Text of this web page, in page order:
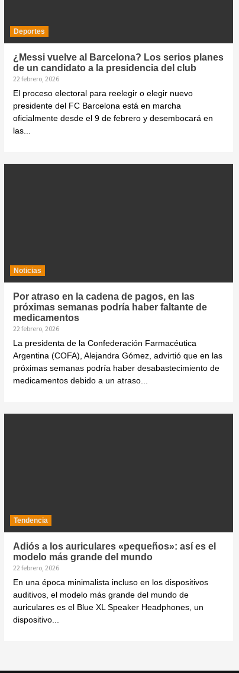
Deportes
¿Messi vuelve al Barcelona? Los serios planes
de un candidato a la presidencia del club
22 febrero, 2026
El proceso electoral para reelegir o elegir nuevo
presidente del FC Barcelona está en marcha
oficialmente desde el 9 de febrero y desembocará en
las...
Noticias
Por atraso en la cadena de pagos, en las
próximas semanas podría haber faltante de
medicamentos
22 febrero, 2026
La presidenta de la Confederación Farmacéutica
Argentina (COFA), Alejandra Gómez, advirtió que en las
próximas semanas podría haber desabastecimiento de
medicamentos debido a un atraso...
Tendencia
Adiós a los auriculares «pequeños»: así es el
modelo más grande del mundo
22 febrero, 2026
En una época minimalista incluso en los dispositivos
auditivos, el modelo más grande del mundo de
auriculares es el Blue XL Speaker Headphones, un
dispositivo...